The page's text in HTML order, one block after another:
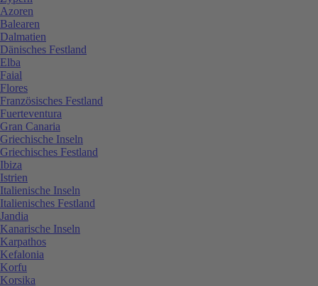
Azoren
Balearen
Dalmatien
Dänisches Festland
Elba
Faial
Flores
Französisches Festland
Fuerteventura
Gran Canaria
Griechische Inseln
Griechisches Festland
Ibiza
Istrien
Italienische Inseln
Italienisches Festland
Jandia
Kanarische Inseln
Karpathos
Kefalonia
Korfu
Korsika